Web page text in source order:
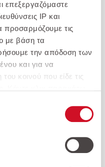
επεξεργαζόμαστε
IP και
προσαρμόζουμε τις
με βάση τα
την απόδοση των
και για να
κοινού που είδε τις
σας δεδομένων
να αλλάξετε γνώμη
συγκατάθεσής σας ανά
τον